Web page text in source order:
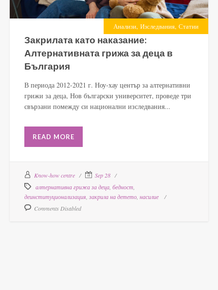
Анализи, Изследвания, Статии
Закрилата като наказание:
Алтернативната грижа за деца в
България
В периода 2012-2021 г. Ноу-хау център за алтернативни
грижи за деца, Нов български университет, проведе три
свързани помежду си национални изследвания...
READ MORE
Know-how centre
Sep 28
алтернативна грижа за деца бедност
деинституционализация закрила на детето насилие
Comments Disabled